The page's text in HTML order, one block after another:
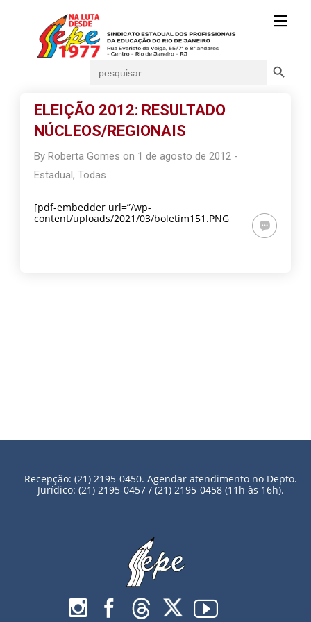
for:
ELEIÇÃO 2012: RESULTADO
NÚCLEOS/REGIONAIS
ByRoberta Gomes on 1 de agosto de 2012 -
Estadual,Todas
[pdf-embedder url=”/wp-
content/uploads/2021/03/boletim151.PNG
Recepção: (21) 2195-0450. Agendar atendimento no Depto.
Jurídico: (21) 2195-0457 / (21) 2195-0458 (11h às 16h).